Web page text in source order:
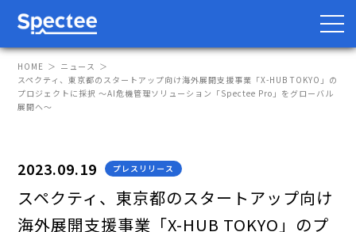
サービス
Spectee Pro
HOME
ニュース
スペクティ、東京都のスタートアップ向け海外展開支援事業「X-HUB TOKYO」の
プロジェクトに採択 〜AI危機管理ソリューション「Spectee Pro」をグローバル
展開へ〜
2023.09.19 プレスリリース
スペクティ、東京都のスタートアップ向け
海外展開支援事業「X-HUB TOKYO」のプ